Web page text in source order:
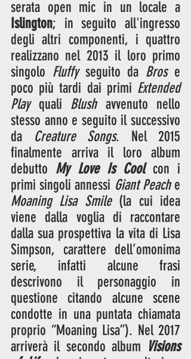
Islington; in seguito all'ingresso
degli altri componenti, i quattro
realizzano nel 2013 il loro primo
singolo Fluffy seguito da Bros e
poco più tardi dai primi Extended
Play quali Blush avvenuto nello
stesso anno e seguito il successivo
da Creature Songs. Nel 2015
finalmente arriva il loro album
debutto My Love Is Cool con i
primi singoli annessi Giant Peach
Moaning Lisa Smile (la cui idea
viene dalla voglia di raccontare
dalla sua prospettiva la vita di Lisa
Simpson, carattere dell’omonima
serie, infatti alcune frasi
descrivono il personaggio in
questione citando alcune scene
condotte in una puntata chiamata
proprio “Moaning Lisa”). Nel 2017
arriverà il secondo album Visions